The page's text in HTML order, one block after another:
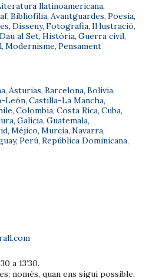
llatinoamericana,
, Bibliofília, Avantguardes, Poesia,
, Disseny, Fotografia, Il·lustració,
Dau al Set, Història, Guerra civil,
, Modernisme, Pensament
, Asturias, Barcelona, Bolivia,
León, Castilla-La Mancha,
, Colombia, Costa Rica, Cuba,
, Galicia, Guatemala,
, Méjico, Murcia, Navarra,
, Perú, República Dominicana,
a 13’30.
només, quan ens sigui possible,